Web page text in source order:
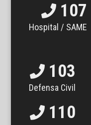
107
Hospital / SAME
103
Defensa Civil
110